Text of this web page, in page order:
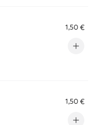
1,50 €
1,50 €